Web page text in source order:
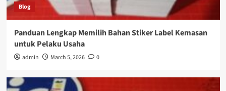
Blog
Panduan Lengkap Memilih Bahan Stiker Label Kemasan
untuk Pelaku Usaha
admin March 5, 2026 0